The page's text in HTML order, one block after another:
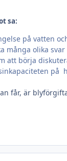
sa:
på vatten
många olika svar
att börja
på
får, är